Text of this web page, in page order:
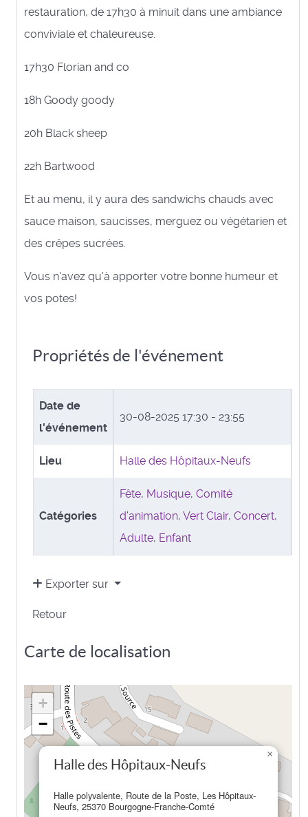
restauration, de 17h30 à minuit dans une ambiance
conviviale et chaleureuse.
17h30 Florian and co
18h Goody goody
20h Black sheep
22h Bartwood
Et au menu, il y aura des sandwichs chauds avec
sauce maison, saucisses, merguez ou végétarien et
des crêpes sucrées.
Vous n'avez qu'à apporter votre bonne humeur et
vos potes!
Propriétés de l'événement
Date de
l'événement
30-08-2025 17:30 - 23:55
Lieu Halle des Hôpitaux-Neufs
Catégories
Fête, Musique, Comité
d'animation, Vert Clair, Concert,
Adulte, Enfant
Exporter sur
Retour
Carte de localisation
Halle des Hôpitaux-Neufs
Halle polyvalente, Route de la Poste, Les Hôpitaux-
Neufs, 25370 Bourgogne-Franche-Comté
×
+
−